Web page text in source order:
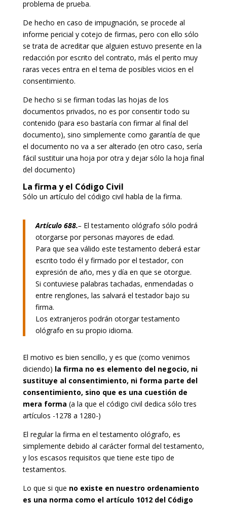
problema de prueba.
De hecho en caso de impugnación, se procede al
informe pericial y cotejo de firmas, pero con ello sólo
se trata de acreditar que alguien estuvo presente en la
redacción por escrito del contrato, más el perito muy
raras veces entra en el tema de posibles vicios en el
consentimiento.
De hecho si se firman todas las hojas de los
documentos privados, no es por consentir todo su
contenido (para eso bastaría con firmar al final del
documento), sino simplemente como garantía de que
el documento no va a ser alterado (en otro caso, sería
fácil sustituir una hoja por otra y dejar sólo la hoja final
del documento)
La firma y el Código Civil
Sólo un artículo del código civil habla de la firma.
Artículo 688.– El testamento ológrafo sólo podrá
otorgarse por personas mayores de edad.
Para que sea válido este testamento deberá estar
escrito todo él y firmado por el testador, con
expresión de año, mes y día en que se otorgue.
Si contuviese palabras tachadas, enmendadas o
entre renglones, las salvará el testador bajo su
firma.
Los extranjeros podrán otorgar testamento
ológrafo en su propio idioma.
El motivo es bien sencillo, y es que (como venimos
diciendo) la firma no es elemento del negocio, ni
sustituye al consentimiento, ni forma parte del
consentimiento, sino que es una cuestión de
mera forma (a la que el código civil dedica sólo tres
artículos -1278 a 1280-)
El regular la firma en el testamento ológrafo, es
simplemente debido al carácter formal del testamento,
y los escasos requisitos que tiene este tipo de
testamentos.
Lo que si que no existe en nuestro ordenamiento
es una norma como el artículo 1012 del Código